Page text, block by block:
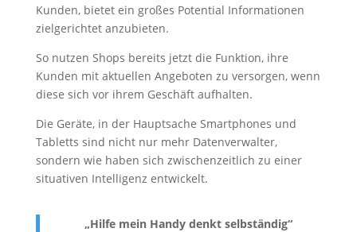
Kunden, bietet ein großes Potential Informationen
zielgerichtet anzubieten.
So nutzen Shops bereits jetzt die Funktion, ihre
Kunden mit aktuellen Angeboten zu versorgen, wenn
diese sich vor ihrem Geschäft aufhalten.
Die Geräte, in der Hauptsache Smartphones und
Tabletts sind nicht nur mehr Datenverwalter,
sondern wie haben sich zwischenzeitlich zu einer
situativen Intelligenz entwickelt.
„Hilfe mein Handy denkt selbständig“